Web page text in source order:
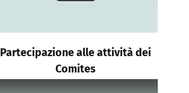
Partecipazione alle attività dei
Comites